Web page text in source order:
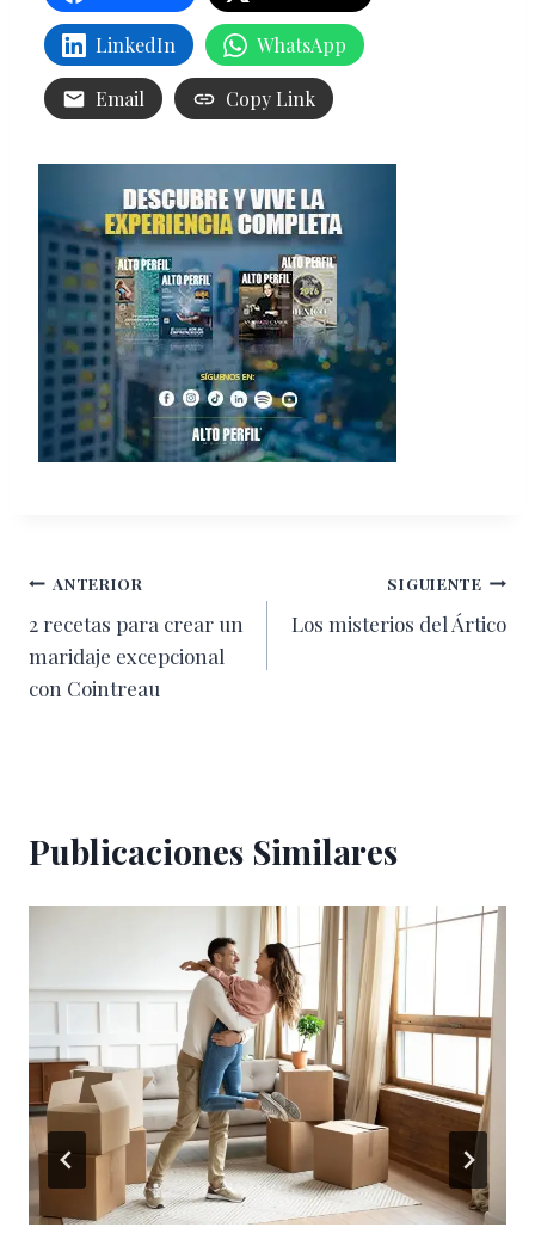
LinkedIn WhatsApp
Email Copy Link
Navegación
de
entradas
ANTERIOR
2 recetas para crear un
maridaje excepcional
con Cointreau
SIGUIENTE
Los misterios del Ártico
Publicaciones Similares